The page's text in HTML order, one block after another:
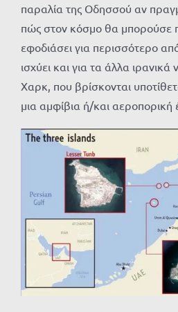
παραλία της Οδησσού αν
πώς στον κόσμο θα μπορούσε
εφοδιάσει για περισσότερο
ισχύει και για τα άλλα
Χαρκ, που βρίσκονται
μια αμφίβια ή/και αεροπορική